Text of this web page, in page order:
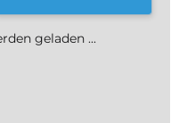
geladen ...